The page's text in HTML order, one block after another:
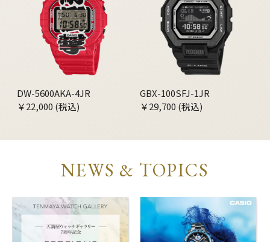
DW-5600AKA-4JR
￥22,000 (税込)
GBX-100SFJ-1JR
￥29,700 (税込)
NEWS & TOPICS